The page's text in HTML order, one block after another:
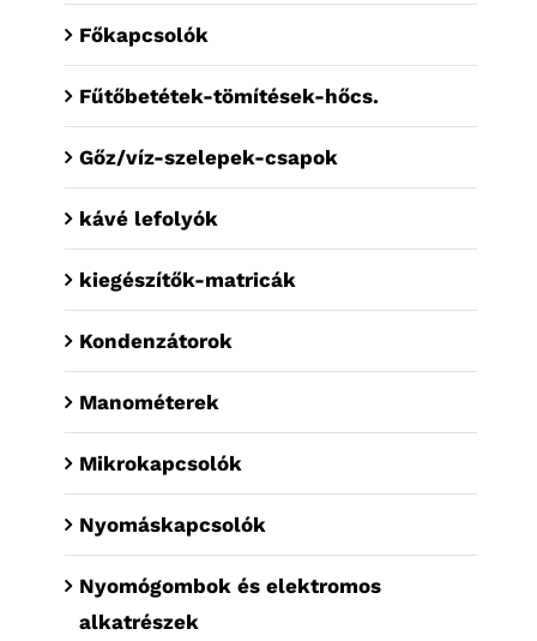
Főkapcsolók
Fűtőbetétek-tömítések-hőcs.
Gőz/víz-szelepek-csapok
kávé lefolyók
kiegészítők-matricák
Kondenzátorok
Manométerek
Mikrokapcsolók
Nyomáskapcsolók
Nyomógombok és elektromos
alkatrészek